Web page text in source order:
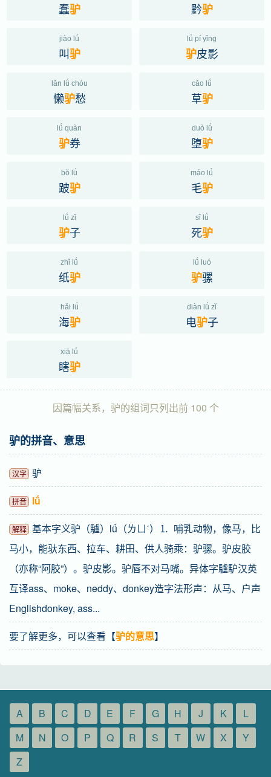
蠢驴 黔驴
jiào lǘ
叫驴
lǘ pí yǐng
驴皮影
lǎn lǘ chóu
懒驴愁
cǎo lǘ
草驴
lǘ quàn
驴券
duò lǘ
堕驴
bǒ lǘ
跛驴
máo lǘ
毛驴
lǘ zǐ
驴子
sǐ lǘ
死驴
zhǐ lǘ
纸驴
lǘ luó
驴骡
hǎi lǘ
海驴
diàn lǘ zǐ
电驴子
xiā lǘ
瞎驴
因篇幅关系，驴的组词只列出前 100 个
驴的拼音、意思
汉字 驴
拼音 lǘ
解释 基本字义驴（驢）lǘ（ㄌㄩˊ）⒈ 哺乳动物，像马，比
马小，能驮东西、拉车、耕田、供人骑乘：驴骡。驴皮胶
（亦称“阿胶”）。驴皮影。驴唇不对马嘴。异体字驢馿汉英
互译ass、moke、neddy、donkey造字法形声：从马、户声
Englishdonkey, ass...
要了解更多，可以查看【驴的意思】
A B C D E F G H J K
L
M
N O P Q R S T W X
Y
Z